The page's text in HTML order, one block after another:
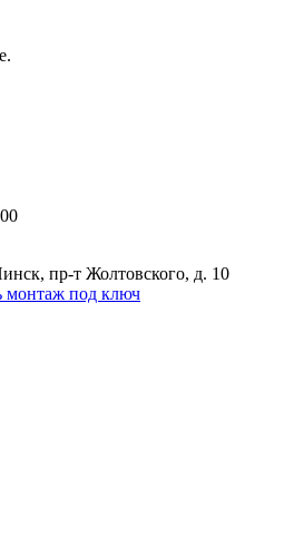
пр-т Жолтовского, д. 10
монтаж под ключ